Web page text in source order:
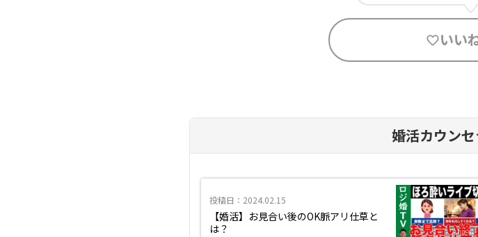
いい
婚活カウン
投稿日：2024.02.15
【婚活】お見合い後のOK脈アリ仕草と
は？